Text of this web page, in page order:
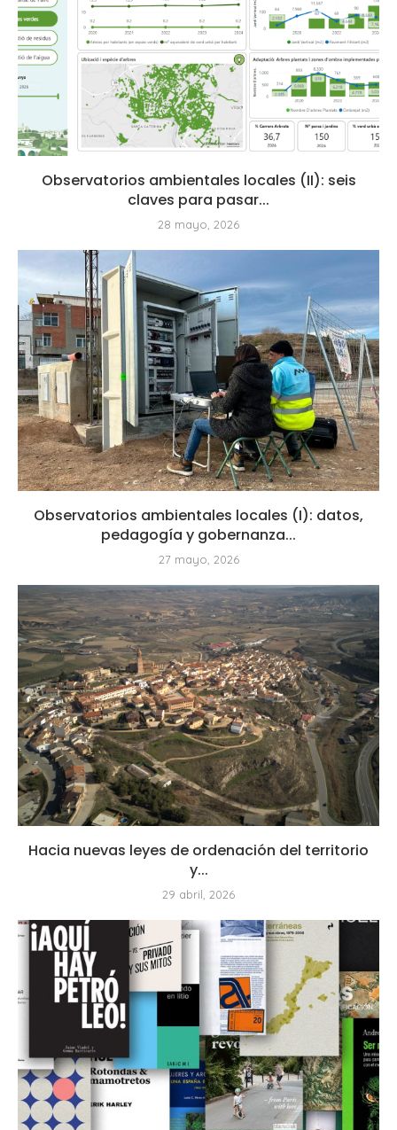
Observatorios ambientales locales (II): seis
claves para pasar...
28 mayo, 2026
Observatorios ambientales locales (I): datos,
pedagogía y gobernanza...
27 mayo, 2026
Hacia nuevas leyes de ordenación del territorio
y...
29 abril, 2026